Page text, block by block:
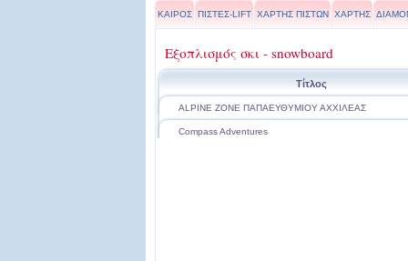
ΚΑΙΡΟΣ ΠΙΣΤΕΣ-LIFT ΧΑΡΤΗΣ ΠΙΣΤΩΝ ΧΑΡΤΗΣ
Εξοπλισμός σκι - snowboard
Τίτλος
ALPINE ZONE ΠΑΠΑΕΥΘΥΜΙΟΥ ΑΧΧΙΛΕΑΣ
Compass Adventures